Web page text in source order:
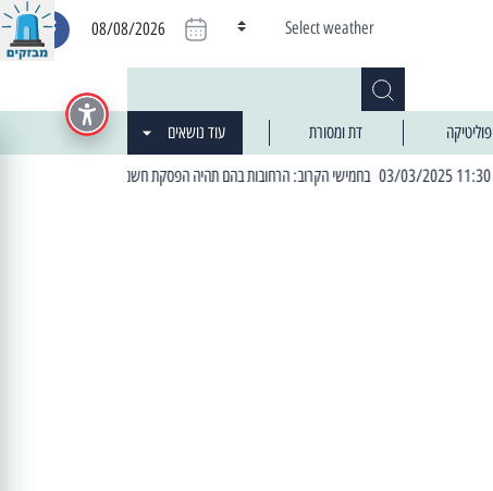
Select weather
08/08/2026
פוליטיקה דת ומסורת עוד נושאים